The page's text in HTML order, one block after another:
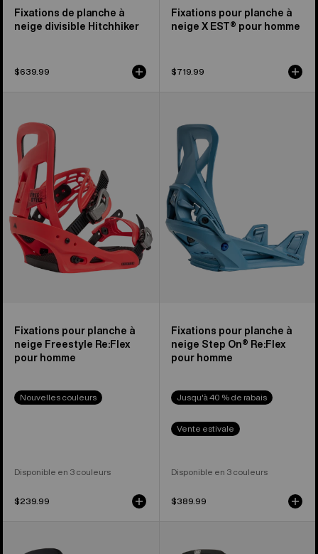
Fixations de planche à
neige divisible Hitchhiker
$639.99
Fixations pour planche à
neige X EST® pour homme
$719.99
Fixations
pour
planche
neige
Freestyle
Re:Flex
pour
homme
Fixations pour planche à
neige Freestyle Re:Flex
pour homme
Nouvelles couleurs
Disponible en 3 couleurs
$239.99
planche
neige
Step
On®
Re:Flex
homme
Fixations pour planche à
neige Step On® Re:Flex
pour homme
Jusqu'à 40 % de rabais
Vente estivale
Disponible en 3 couleurs
$389.99
Fixations
Fixations